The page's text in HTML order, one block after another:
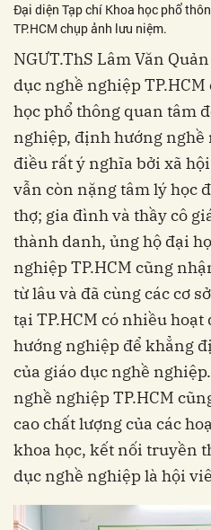
Đại diện Tạp chí Khoa học phổ
TP.HCM chụp ảnh lưu niệm.
NGƯT.ThS Lâm Văn
dục nghề nghiệp
học phổ thông quan tâm
nghiệp, định hướng nghề
điều rất ý nghĩa bởi xã
vẫn còn nặng tâm lý học
thợ; gia đình và thầy cô
thành danh, ủng hộ đại
nghiệp TP.HCM cũng
từ lâu và đã cùng các cơ
tại TP.HCM có nhiều
hướng nghiệp để khẳng
của giáo dục nghề
nghề nghiệp TP.HCM
cao chất lượng của các
khoa học, kết nối truyền
dục nghề nghiệp là hội